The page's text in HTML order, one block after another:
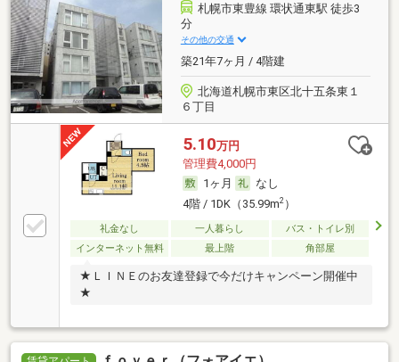
札幌市東豊線 環状通東駅 徒歩3
分
その他の交通
築21年7ヶ月 / 4階建
北海道札幌市東区北十五条東１
６丁目
5.10万円
管理費4,000円
1ヶ月
なし
4階 / 1DK（35.99m2）
礼金なし 一人暮らし
バス・トイレ別
インターネット無料
最上階 角部屋
★ＬＩＮＥのお友達登録で今だけキャンペーン開催中
★